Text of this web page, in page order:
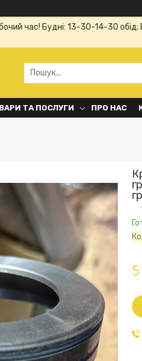
час! Будні: 13-30-14-30
ТА ПОСЛУГИ ПРО НАС